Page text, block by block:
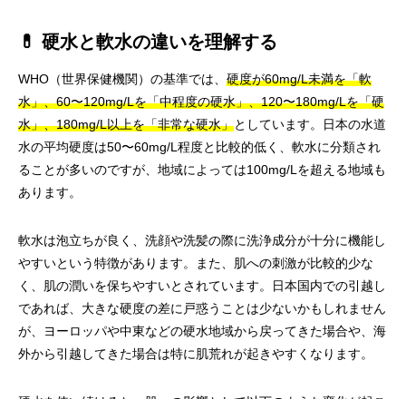
💊 硬水と軟水の違いを理解する
WHO（世界保健機関）の基準では、 硬度が60mg/L未満を「軟
水」、60〜120mg/Lを「中程度の硬水」、120〜180mg/Lを「硬
水」、180mg/L以上を「非常な硬水」としています。日本の水道
水の平均硬度は50〜60mg/L程度と比較的低く、軟水に分類され
ることが多いのですが、地域によっては100mg/Lを超える地域も
あります。
軟水は泡立ちが良く、洗顔や洗髪の際に洗浄成分が十分に機能し
やすいという特徴があります。また、肌への刺激が比較的少な
く、肌の潤いを保ちやすいとされています。日本国内での引越し
であれば、大きな硬度の差に戸惑うことは少ないかもしれません
が、ヨーロッパや中東などの硬水地域から戻ってきた場合や、海
外から引越してきた場合は特に肌荒れが起きやすくなります。